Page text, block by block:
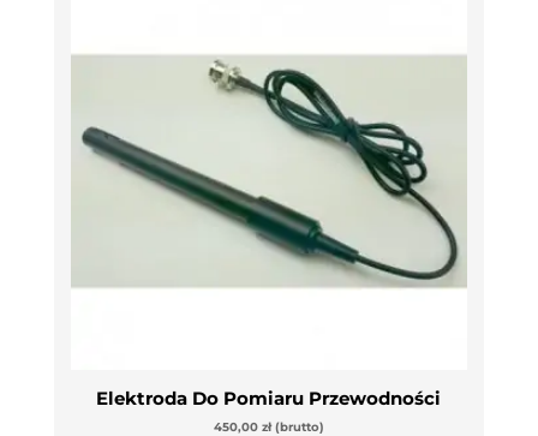
Elektroda Do Pomiaru Przewodności
450,00 zł (brutto)